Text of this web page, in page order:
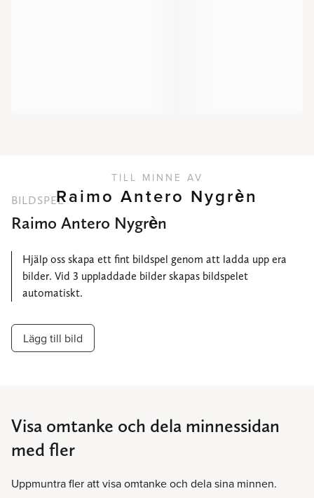
TILL MINNE AV
Raimo Antero Nygrèn
BILDSPEL
Raimo Antero Nygrèn
Hjälp oss skapa ett fint bildspel genom att ladda upp era
bilder. Vid 3 uppladdade bilder skapas bildspelet
automatiskt.
Lägg till bild
Visa omtanke och dela minnessidan
med fler
Uppmuntra fler att visa omtanke och dela sina minnen.